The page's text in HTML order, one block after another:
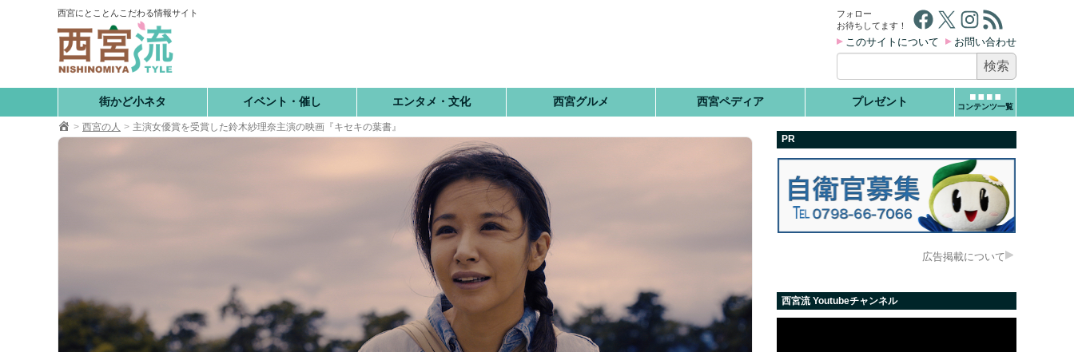
西宮にとことんこだわる情報サイト
街かど小ネタ イベント・催し エンタメ・文化 西宮グルメ 西宮ペディア プレゼント コンテンツ一覧
フォロー
お待ちしてます！
Facebook X Instagram RSS フィード
このサイトについて お問い合わせ
索:
西宮の人 主演女優賞を受賞した鈴木紗理奈主演の映画『キセキの葉書』
PR
広告掲載について
西宮流 Youtubeチャンネル